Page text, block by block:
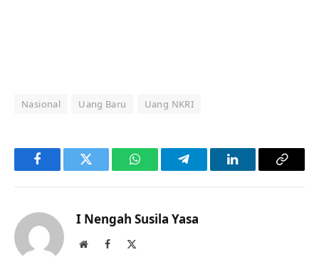
Nasional Uang Baru Uang NKRI
FacebookTwitter WhatsAppTelegramLinkedInCopy
I Nengah Susila Yasa
WebsiteFacebook